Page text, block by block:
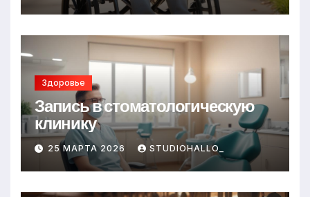
Здоровье
Запись в стоматологическую
клинику
25 МАРТА 2026 STUDIOHALLO_